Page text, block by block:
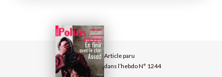
Article paru
dans l’hebdo N° 1244